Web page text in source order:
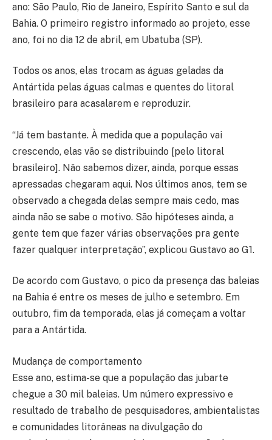
ano: São Paulo, Rio de Janeiro, Espírito Santo e sul da
Bahia. O primeiro registro informado ao projeto, esse
ano, foi no dia 12 de abril, em Ubatuba (SP).
Todos os anos, elas trocam as águas geladas da
Antártida pelas águas calmas e quentes do litoral
brasileiro para acasalarem e reproduzir.
“Já tem bastante. À medida que a população vai
crescendo, elas vão se distribuindo [pelo litoral
brasileiro]. Não sabemos dizer, ainda, porque essas
apressadas chegaram aqui. Nos últimos anos, tem se
observado a chegada delas sempre mais cedo, mas
ainda não se sabe o motivo. São hipóteses ainda, a
gente tem que fazer várias observações pra gente
fazer qualquer interpretação”, explicou Gustavo ao G1.
De acordo com Gustavo, o pico da presença das baleias
na Bahia é entre os meses de julho e setembro. Em
outubro, fim da temporada, elas já começam a voltar
para a Antártida.
Mudança de comportamento
Esse ano, estima-se que a população das jubarte
chegue a 30 mil baleias. Um número expressivo e
resultado de trabalho de pesquisadores, ambientalistas
e comunidades litorâneas na divulgação do